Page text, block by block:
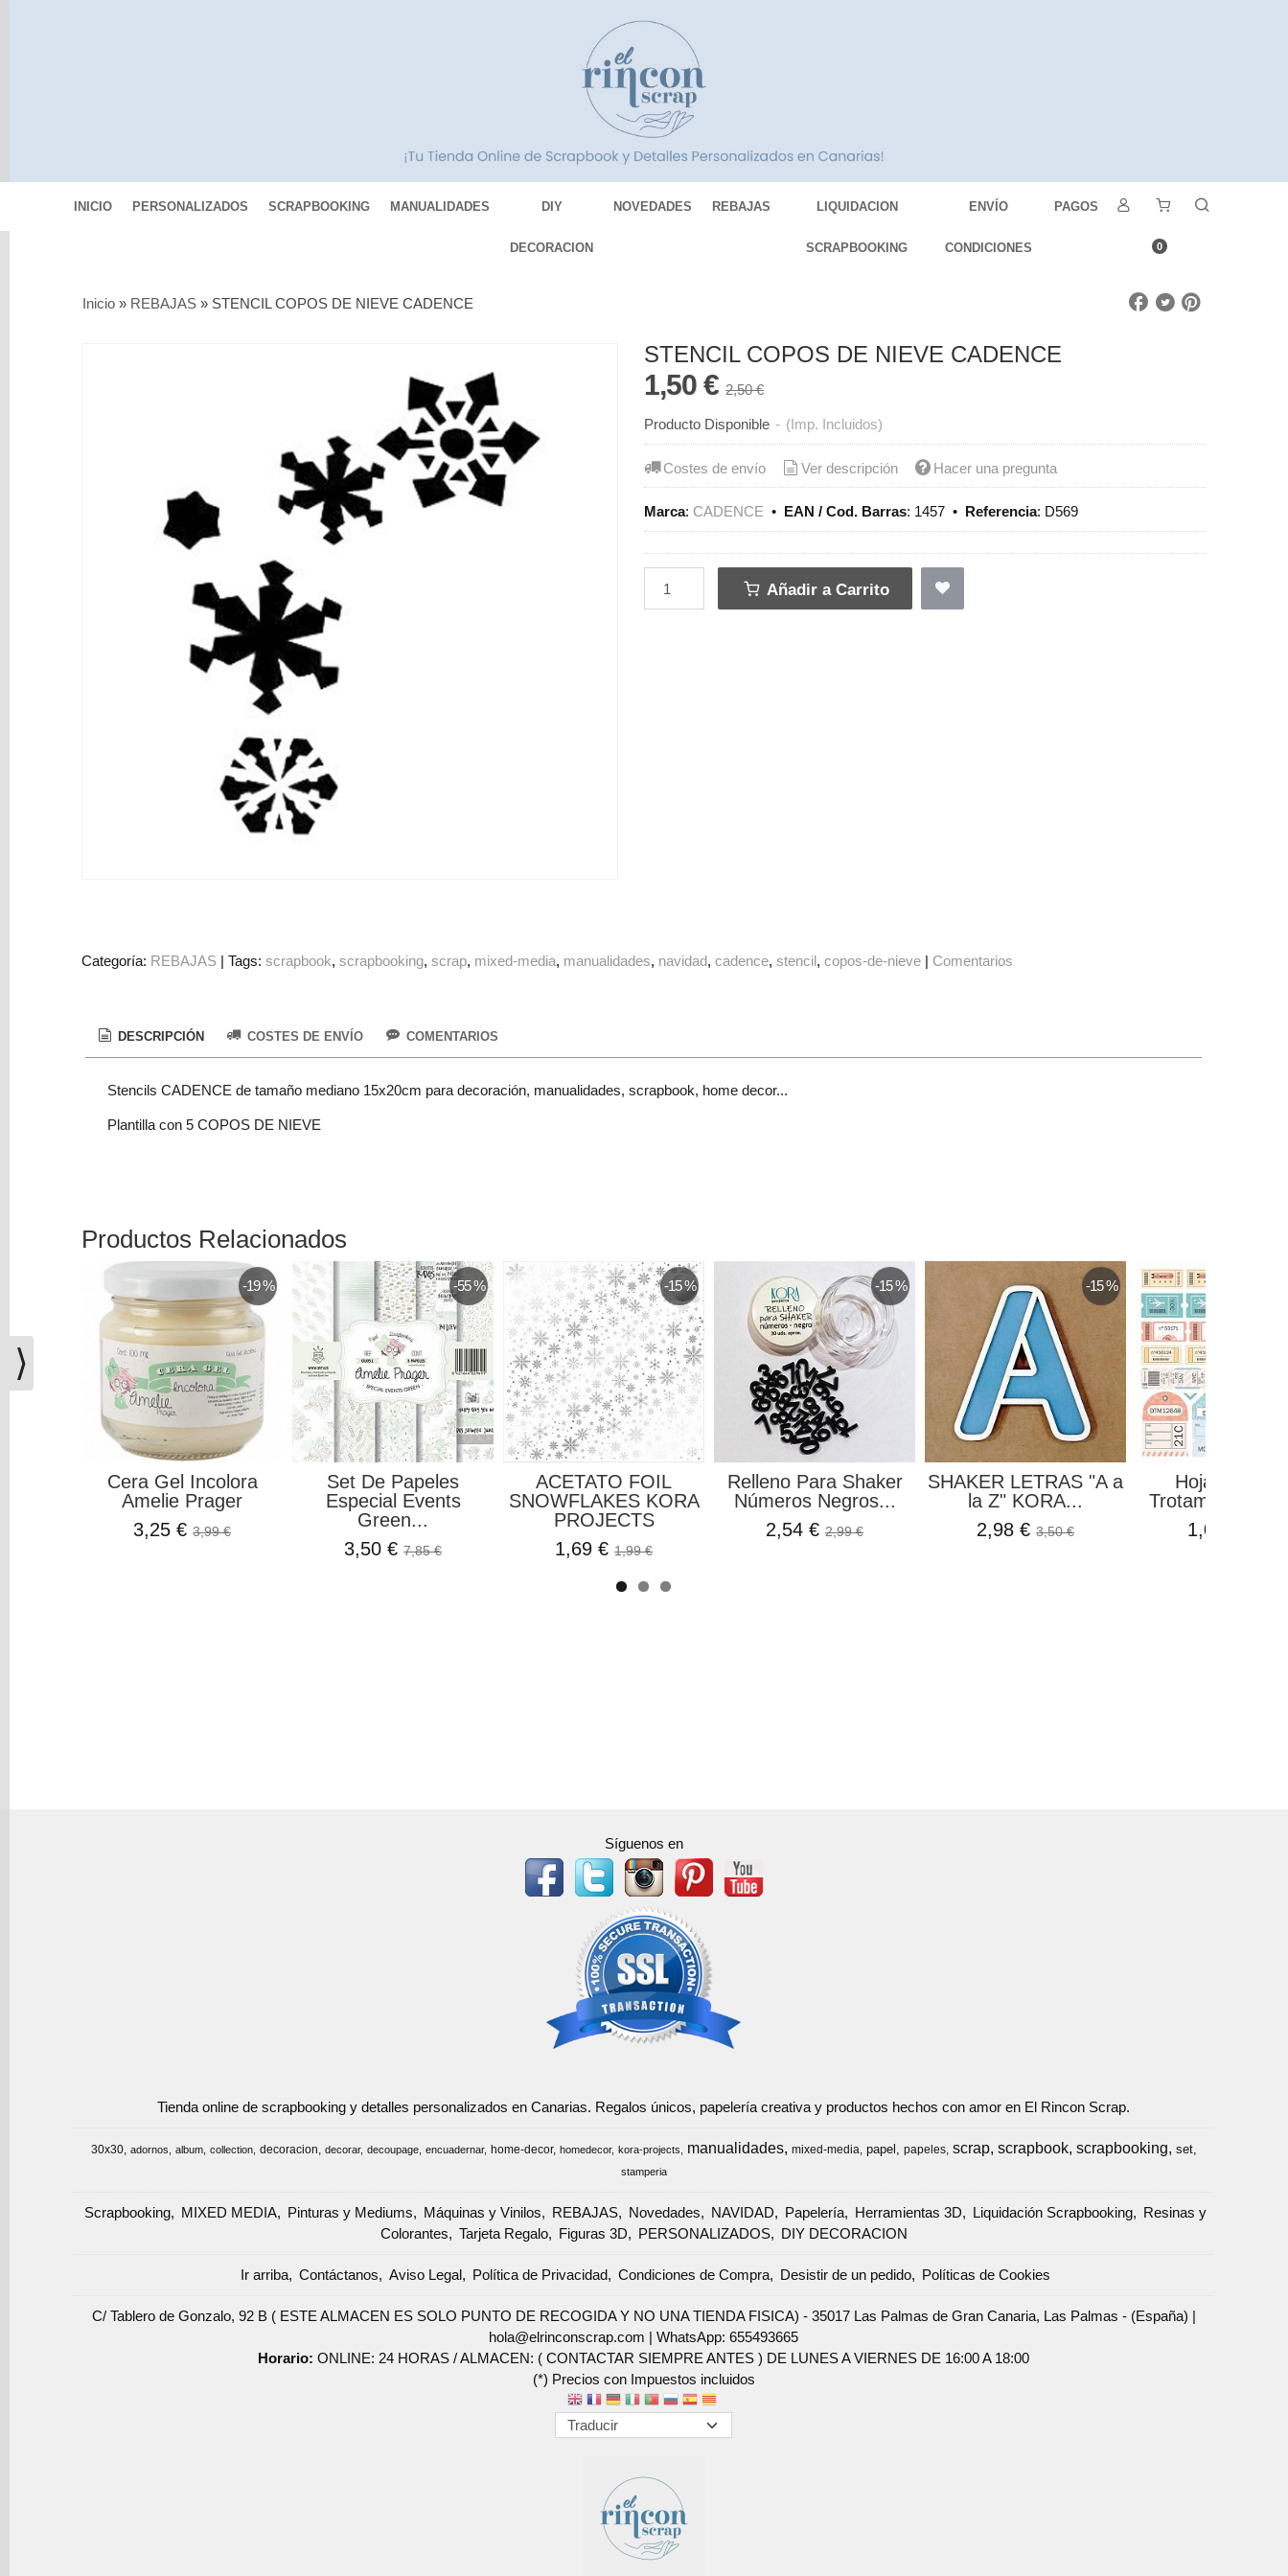
INICIO PERSONALIZADOS SCRAPBOOKING MANUALIDADES DIY
DECORACION
NOVEDADES REBAJAS LIQUIDACION
SCRAPBOOKING
ENVÍO
CONDICIONES
PAGOS
0
Figuras
Marcas
compra
Redes
Sociales
Inicio » REBAJAS » STENCIL COPOS DE NIEVE CADENCE
STENCIL COPOS DE NIEVE CADENCE
1,50 €2,50 €
Producto Disponible - (Imp. Incluidos)
Costes de envío Ver descripción Hacer una pregunta
Marca: CADENCE • EAN / Cod. Barras: 1457 • Referencia: D569
Añadir a Carrito
Categoría: REBAJAS |Tags:scrapbook scrapbooking scrap mixed-media manualidades navidad cadence stencil copos-de-nieve | Comentarios
DESCRIPCIÓN COSTES DE ENVÍO COMENTARIOS
Stencils CADENCE de tamaño mediano 15x20cm para decoración, manualidades, scrapbook, home decor...
Plantilla con 5 COPOS DE NIEVE
Productos Relacionados
-19 %
Cera Gel Incolora
Amelie Prager
3,25 €3,99 €
-55 %
Set De Papeles
Especial Events
Green...
3,50 €7,85 €
-15 %
ACETATO FOIL
SNOWFLAKES KORA
PROJECTS
1,69 €1,99 €
-15 %
Relleno Para Shaker
Números Negros...
2,54 €2,99 €
-15 %
SHAKER LETRAS "A a
la Z" KORA...
2,98 €3,50 €
Hoja
Trotamundos
1,01 €
Síguenos en
Tienda online de scrapbooking y detalles personalizados en Canarias. Regalos únicos, papelería creativa y productos hechos con amor en El Rincon Scrap.
30x30 adornos album collection decoracion decorar decoupage encuadernar home-decor homedecor kora-projects manualidades mixed-media papel papeles scrap scrapbook scrapbooking set
stamperia
Scrapbooking MIXED MEDIA Pinturas y Mediums Máquinas y Vinilos REBAJAS Novedades NAVIDAD Papelería Herramientas 3D Liquidación Scrapbooking
Resinas y
Colorantes
Tarjeta Regalo Figuras 3D PERSONALIZADOS DIY DECORACION
Ir arriba Contáctanos Aviso Legal Política de Privacidad Condiciones de Compra Desistir de un pedido Políticas de Cookies
C/ Tablero de Gonzalo, 92 B ( ESTE ALMACEN ES SOLO PUNTO DE RECOGIDA Y NO UNA TIENDA FISICA) - 35017 Las Palmas de Gran Canaria, Las Palmas - (España) |
hola@elrinconscrap.com |WhatsApp: 655493665
Horario:ONLINE: 24 HORAS / ALMACEN: ( CONTACTAR SIEMPRE ANTES ) DE LUNES A VIERNES DE 16:00 A 18:00
(*) Precios con Impuestos incluidos
⟩